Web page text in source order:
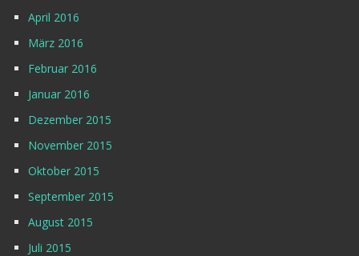
April 2016
März 2016
Februar 2016
Januar 2016
Dezember 2015
November 2015
Oktober 2015
September 2015
August 2015
Juli 2015